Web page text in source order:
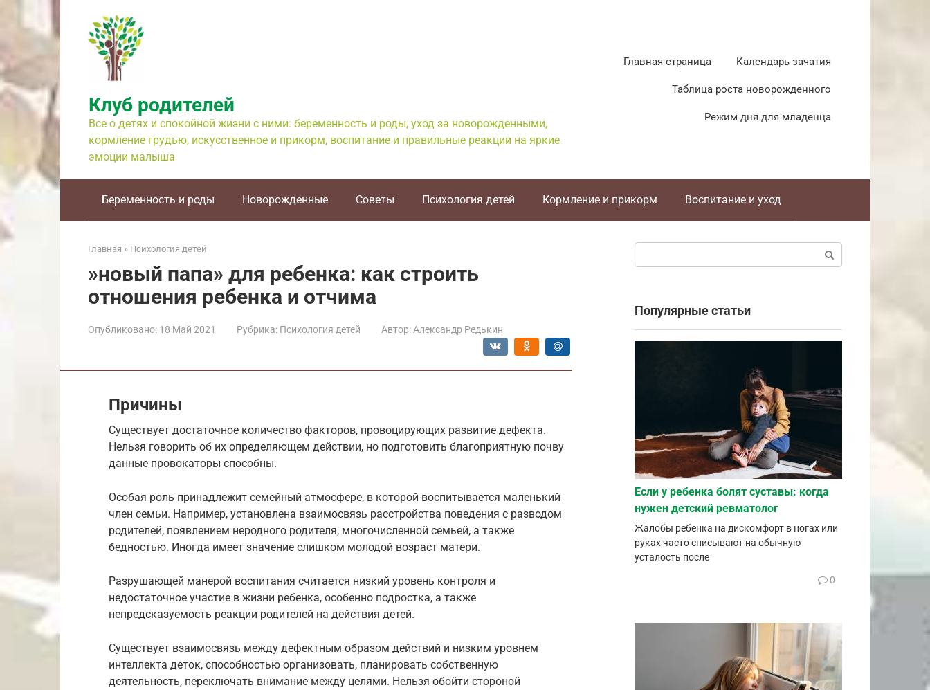
контенту
Клуб родителей
Все о детях и спокойной жизни с ними: беременность и роды, уход за новорожденными,
кормление грудью, искусственное и прикорм, воспитание и правильные реакции на яркие
эмоции малыша
Главная страница Календарь зачатия
Таблица роста новорожденного
Режим дня для младенца
Беременность и роды Новорожденные Советы Психология детей Кормление и прикорм Воспитание и уход
Главная » Психология детей
»новый папа» для ребенка: как строить
отношения ребенка и отчима
Опубликовано: 18 Май 2021 Рубрика: Психология детей Автор: Александр Редькин
Причины
Существует достаточное количество факторов, провоцирующих развитие дефекта.
Нельзя говорить об их определяющем действии, но подготовить благоприятную почву
данные провокаторы способны.
Особая роль принадлежит семейный атмосфере, в которой воспитывается маленький
член семьи. Например, установлена взаимосвязь расстройства поведения с разводом
родителей, появлением неродного родителя, многочисленной семьей, а также
бедностью. Иногда имеет значение слишком молодой возраст матери.
Разрушающей манерой воспитания считается низкий уровень контроля и
недостаточное участие в жизни ребенка, особенно подростка, а также
непредсказуемость реакции родителей на действия детей.
Существует взаимосвязь между дефектным образом действий и низким уровнем
интеллекта деток, способностью организовать, планировать собственную
деятельность, переключать внимание между целями. Нельзя обойти стороной
Популярные статьи
Если у ребенка болят суставы: когда
нужен детский ревматолог
Жалобы ребенка на дискомфорт в ногах или
руках часто списывают на обычную
усталость после
0